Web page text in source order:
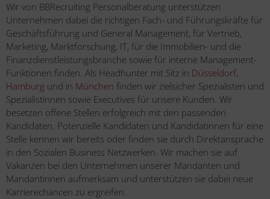
Wir von BBRecruiting Personalberatung unterstützen
Unternehmen dabei die richtigen Fach- und Führungskräfte für
Geschäftsführung und General Management, für Vertrieb,
Marketing, Marktforschung, IT, für die Immobilien- und die
Finanzdienstleistungsbranche sowie für interne Management-
Funktionen finden. Als Headhunter mit Sitz in Düsseldorf,
Hamburg und in München finden wir zielsicher Spezialisten und
Spezialistinnen sowie Executives für unsere Kunden. Wir
besetzen offene Stellen erfolgreich mit den passenden
Kandidaten. Potenzielle Kandidaten und Kandidatinnen für eine
Stelle kennen wir bereits oder finden sie durch Direktansprache
in den Sozialen Business Netzwerken. Wir machen sie auf
Vakanzen bei den Unternehmen unserer Mandanten und
Mandantinnen aufmerksam und unterstützen sie dabei neue
Karrierechancen zu ergreifen.